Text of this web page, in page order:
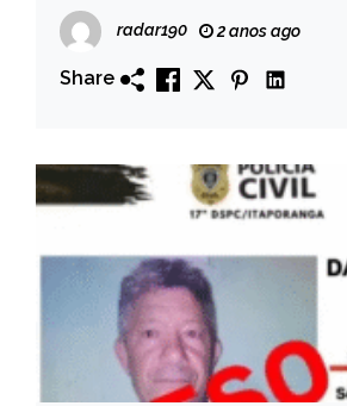
desencadeada no
Pombal
radar190 2 anos ago
Share